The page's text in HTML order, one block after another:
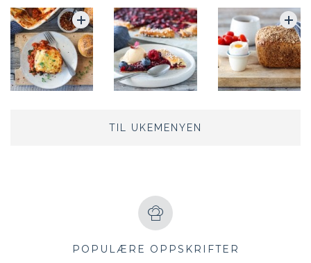
TIL UKEMENYEN
POPULÆRE OPPSKRIFTER